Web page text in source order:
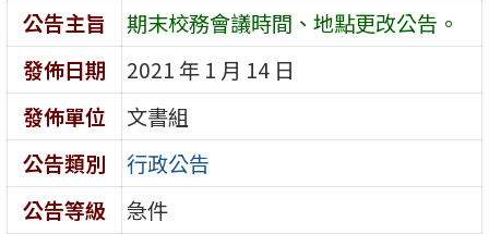
公告主旨
期末校務會議時間、地點更改公告。
發佈日期
2021 年 1 月 14 日
發佈單位
文書組
公告類別
行政公告
公告等級
急件